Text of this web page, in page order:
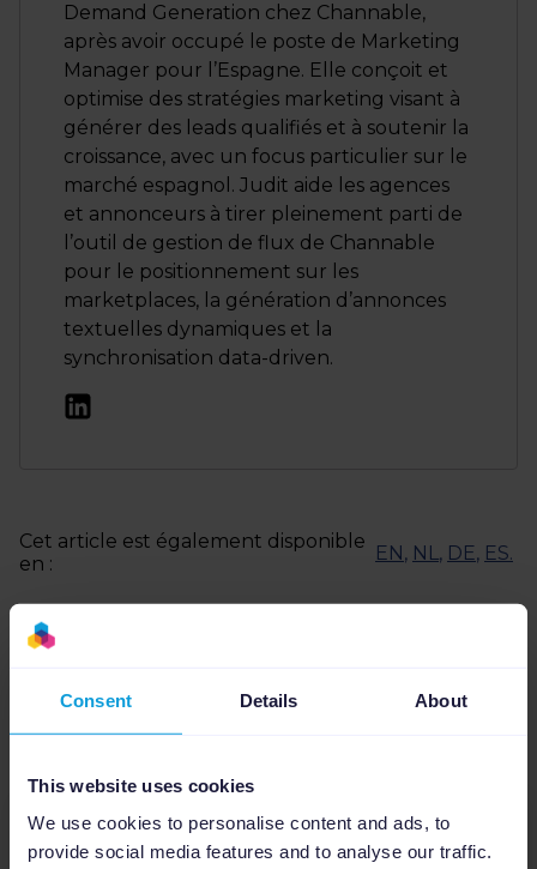
Consent Details About
This website uses cookies
We use cookies to personalise content and ads, to
provide social media features and to analyse our traffic.
Demand Generation chez Channable,
après avoir occupé le poste de Marketing
Manager pour l’Espagne. Elle conçoit et
optimise des stratégies marketing visant à
générer des leads qualifiés et à soutenir la
croissance, avec un focus particulier sur le
marché espagnol. Judit aide les agences
et annonceurs à tirer pleinement parti de
l’outil de gestion de flux de Channable
pour le positionnement sur les
marketplaces, la génération d’annonces
textuelles dynamiques et la
synchronisation data-driven.
Cet article est également disponible
en :
EN, NL , DE, ES.
Ces articles pourraient aussi
vous intéresser